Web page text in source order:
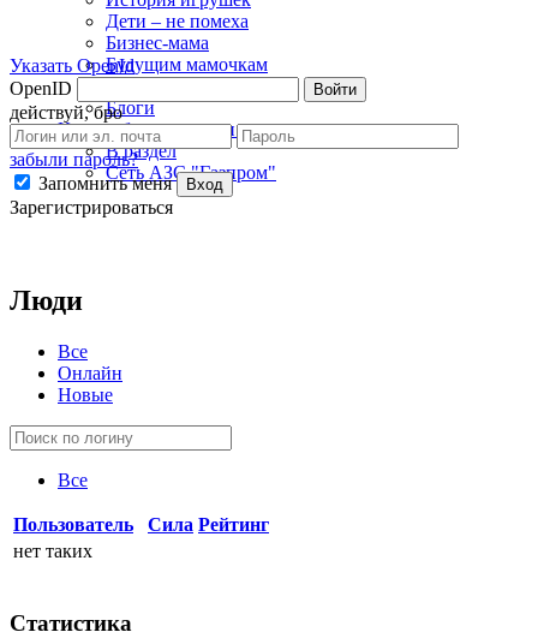
Указать OpenId
OpenID
Войти
действуй, бро
забыли пароль?
Запомнить меня
Вход
Зарегистрироваться
Дети – не помеха
Бизнес-мама
Будущим мамочкам
Блоги
Король бензоколонки ↓
В раздел
Сеть АЗС "Газпром"
Люди
Все
Онлайн
Новые
Все
Пользователь Сила Рейтинг
нет таких
Статистика